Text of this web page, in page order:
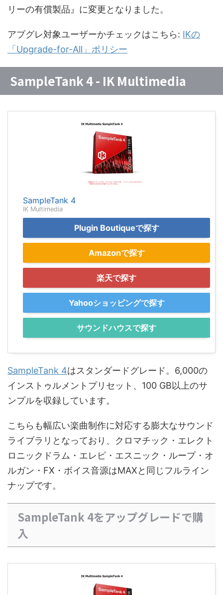
リーの有償製品』に変更となりました。
アプグレ対象ユーザーかチェックはこちら: IKの
「Upgrade-for-All」ポリシー
SampleTank 4 - IK Multimedia
SampleTank 4
IK Multimedia
Plugin Boutiqueで探す
Amazonで探す
楽天で探す
Yahooショッピングで探す
サウンドハウスで探す
SampleTank 4はスタンダードグレード。6,000の
インストゥルメントプリセット、100 GB以上のサ
ンプルを収録しています。
こちらも幅広い楽曲制作に対応する膨大なサウンド
ライブラリとなっており、クロマチック・エレクト
ロニックドラム・エレピ・エスニック・ループ・オ
ルガン・FX・ボイス音源はMAXと同じフルライン
ナップです。
SampleTank 4をアップグレードで購
入